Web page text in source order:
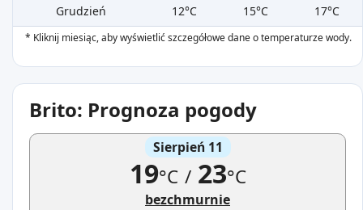
Grudzień
12°C 15°C 17°C
* Kliknij miesiąc, aby wyświetlić szczegółowe dane o temperaturze wody.
Brito: Prognoza pogody
Sierpień 11
19°C /23°C
bezchmurnie